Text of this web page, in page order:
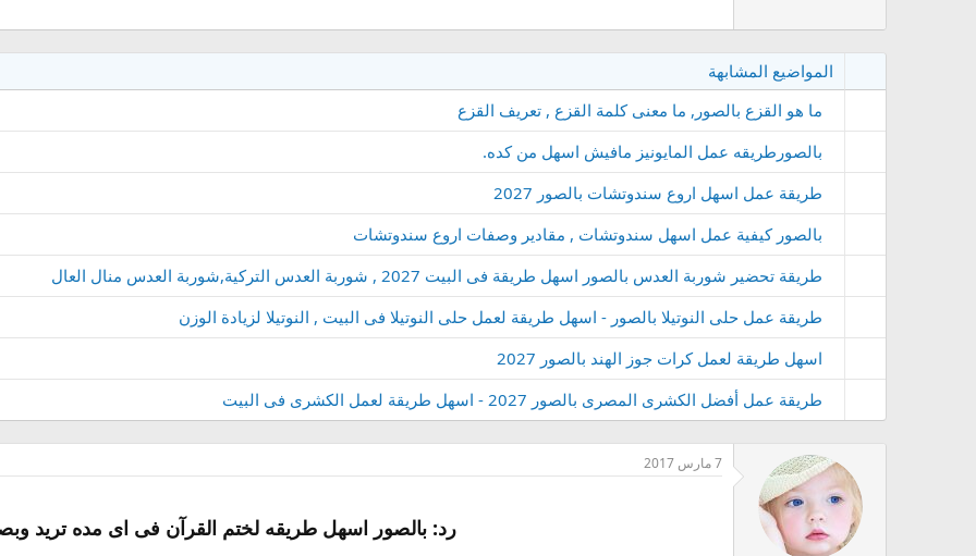
المواضيع المشابهة
ما هو القزع بالصور, ما معنى كلمة القزع , تعريف القزع
بالصورطريقه عمل المايونيز مافيش اسهل من كده.
طريقة عمل اسهل اروع سندوتشات بالصور 2027
بالصور كيفية عمل اسهل سندوتشات , مقادير وصفات اروع سندوتشات
طريقة تحضير شوربة العدس بالصور اسهل طريقة فى البيت 2027 , شوربة العدس التركية,شوربة العدس منال العال
طريقة عمل حلى النوتيلا بالصور - اسهل طريقة لعمل حلى النوتيلا فى البيت , النوتيلا لزيادة الوزن
اسهل طريقة لعمل كرات جوز الهند بالصور 2027
طريقة عمل أفضل الكشرى المصرى بالصور 2027 - اسهل طريقة لعمل الكشرى فى البيت
7 مارس 2017
رد: بالصور اسهل طريقه لختم القرآن فى اى مده تريد